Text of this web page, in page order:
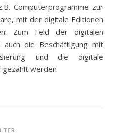
Computerprogramme zur
mit der digitale Editionen
Zum Feld der digitalen
auch die Beschäftigung mit
und die digitale
gezählt werden.